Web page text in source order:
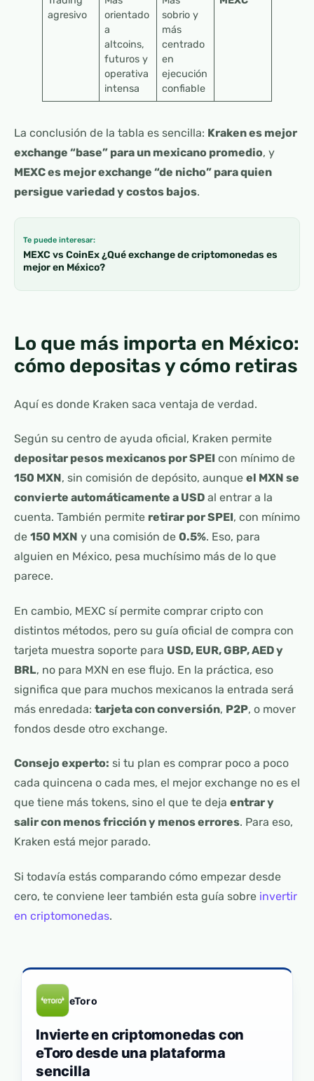
agresivo
orientado
a
altcoins,
futuros y
operativa
intensa
sobrio y
más
centrado
en
ejecución
confiable
La conclusión de la tabla es sencilla: Kraken es mejor
exchange “base” para un mexicano promedio, y
MEXC es mejor exchange “de nicho” para quien
persigue variedad y costos bajos.
Te puede interesar:
MEXC vs CoinEx ¿Qué exchange de criptomonedas es
mejor en México?
Lo que más importa en México:
cómo depositas y cómo retiras
Aquí es donde Kraken saca ventaja de verdad.
Según su centro de ayuda oficial, Kraken permite
depositar pesos mexicanos por SPEI con mínimo de
150 MXN, sin comisión de depósito, aunque el MXN se
convierte automáticamente a USD al entrar a la
cuenta. También permite retirar por SPEI, con mínimo
de 150 MXN y una comisión de 0.5%. Eso, para
alguien en México, pesa muchísimo más de lo que
parece.
En cambio, MEXC sí permite comprar cripto con
distintos métodos, pero su guía oficial de compra con
tarjeta muestra soporte para USD, EUR, GBP, AED y
BRL, no para MXN en ese flujo. En la práctica, eso
significa que para muchos mexicanos la entrada será
más enredada: tarjeta con conversión, P2P, o mover
fondos desde otro exchange.
Consejo experto: si tu plan es comprar poco a poco
cada quincena o cada mes, el mejor exchange no es el
que tiene más tokens, sino el que te deja entrar y
salir con menos fricción y menos errores. Para eso,
Kraken está mejor parado.
Si todavía estás comparando cómo empezar desde
cero, te conviene leer también esta guía sobre invertir
en criptomonedas.
eToro
Invierte en criptomonedas con
eToro desde una plataforma
sencilla